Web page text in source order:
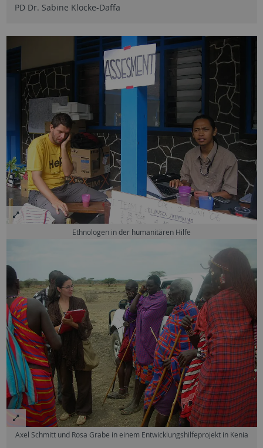
PD Dr. Sabine Klocke-Daffa
Ethnologen in der humanitären Hilfe
Axel Schmitt und Rosa Grabe in einem Entwicklungshilfeprojekt in Kenia